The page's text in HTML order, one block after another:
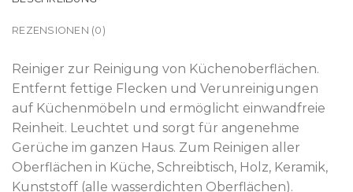
REZENSIONEN (0)
Reiniger zur Reinigung von Küchenoberflächen.
Entfernt fettige Flecken und Verunreinigungen
auf Küchenmöbeln und ermöglicht einwandfreie
Reinheit. Leuchtet und sorgt für angenehme
Gerüche im ganzen Haus. Zum Reinigen aller
Oberflächen in Küche, Schreibtisch, Holz, Keramik,
Kunststoff (alle wasserdichten Oberflächen).